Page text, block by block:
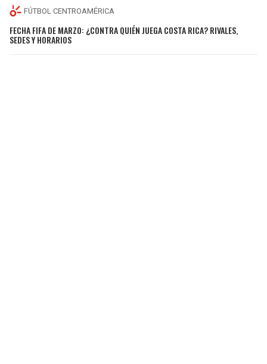
FÚTBOL CENTROAMÉRICA
FECHA FIFA DE MARZO: ¿CONTRA QUIÉN JUEGA COSTA RICA? RIVALES,
SEDES Y HORARIOS